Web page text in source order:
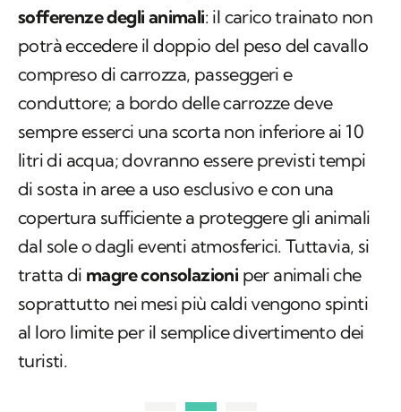
sofferenze degli animali: il carico trainato non
potrà eccedere il doppio del peso del cavallo
compreso di carrozza, passeggeri e
conduttore; a bordo delle carrozze deve
sempre esserci una scorta non inferiore ai 10
litri di acqua; dovranno essere previsti tempi
di sosta in aree a uso esclusivo e con una
copertura sufficiente a proteggere gli animali
dal sole o dagli eventi atmosferici. Tuttavia, si
tratta di magre consolazioni per animali che
soprattutto nei mesi più caldi vengono spinti
al loro limite per il semplice divertimento dei
turisti.